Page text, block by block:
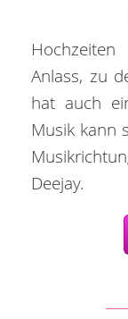
Anlass, zu
hat auch
Musik kann
Deejay.